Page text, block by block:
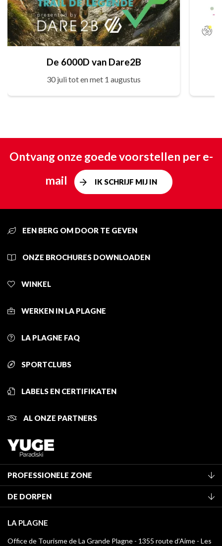
De 6000D van Dare2B
30 juli tot en met 1 augustus
Ontvang onze goede voorstellen per e-
mail
IK SCHRIJF MIJ IN
EEN BERG OM DOOR TE GEVEN
ONZE BROCHURES DOWNLOADEN
WINKEL
WERKEN IN LA PLAGNE
LA PLAGNE FAQ
SPORTCLUBS
LABELS EN CERTIFIKATEN
AL ONZE PARTNERS
PROFESSIONELE ZONE
Classificatie van de gemeubileerde accommodaties
Verblijfstaks
Mediatheek
DE DORPEN
Champagny-en-Vanoise
Montchavin - Les Coches
LA PLAGNE
Office de Tourisme de La Grande Plagne - 1355 route d’Aime - Les